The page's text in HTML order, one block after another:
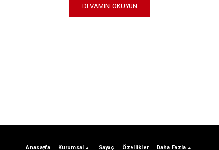
DEVAMINI OKUYUN
Anasayfa Kurumsal Sayaç Özellikler Daha Fazla